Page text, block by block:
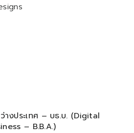
างประเทศ – บธ.บ. (Digital
– B.B.A.)